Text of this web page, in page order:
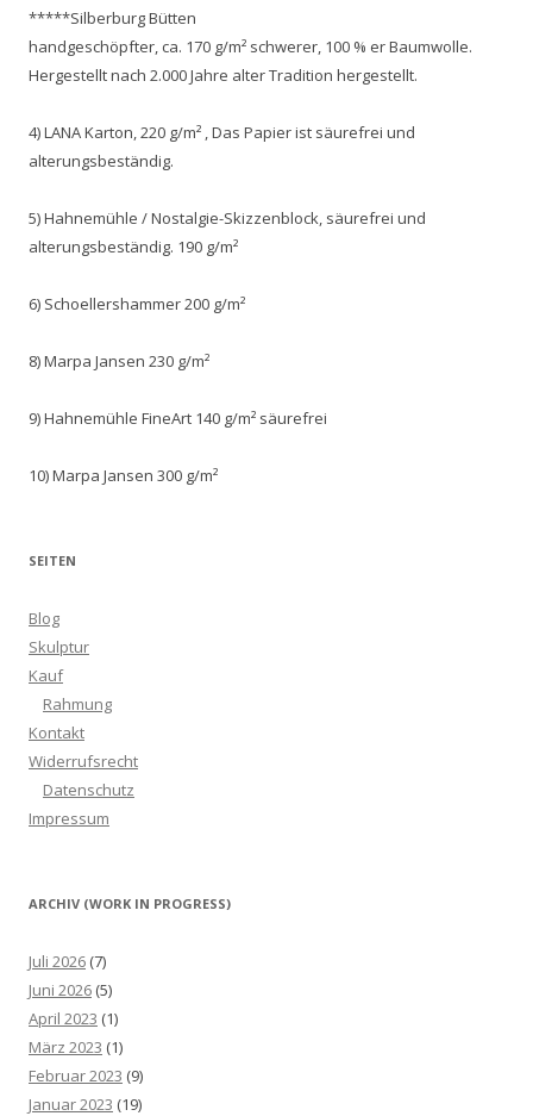
*****Silberburg Bütten
handgeschöpfter, ca. 170 g/m² schwerer, 100 % er Baumwolle.
Hergestellt nach 2.000 Jahre alter Tradition hergestellt.
4) LANA Karton, 220 g/m² , Das Papier ist säurefrei und
alterungsbeständig.
5) Hahnemühle / Nostalgie-Skizzenblock, säurefrei und
alterungsbeständig. 190 g/m²
6) Schoellershammer 200 g/m²
8) Marpa Jansen 230 g/m²
9) Hahnemühle FineArt 140 g/m² säurefrei
10) Marpa Jansen 300 g/m²
SEITEN
Blog
Skulptur
Kauf
Rahmung
Kontakt
Widerrufsrecht
Datenschutz
Impressum
ARCHIV (WORK IN PROGRESS)
Juli 2026 (7)
Juni 2026 (5)
April 2023 (1)
März 2023 (1)
Februar 2023 (9)
Januar 2023 (19)